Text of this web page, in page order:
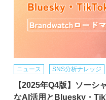
ニュース SNS分析ナレッジ
【2025年Q4版】ソーシ
なAI活用とBluesky・